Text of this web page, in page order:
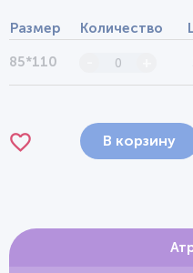
Размер Количество
85*110
В корзину